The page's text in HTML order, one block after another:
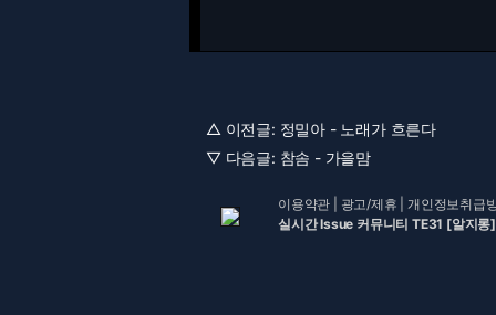
△ 이전글: 정밀아 - 노래가 흐른다
▽ 다음글: 참솜 - 가을맘
이용약관 광고/제휴 |개인정보취급
실시간 Issue 커뮤니티 TE31 [알지